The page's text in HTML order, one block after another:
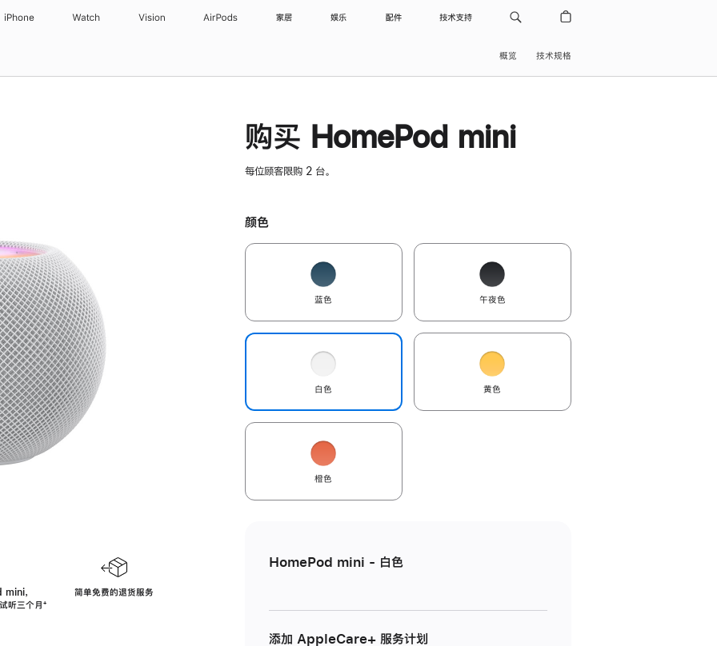
iPhone Watch Vision AirPods 家居 娱乐 配件 技术支持
概览 技术规格
，
听三个月脚
⁺
简单免费的退货服务
购买 HomePod mini
每位顾客限购 2 台。
颜色
蓝色 午夜色
白色 黄色
橙色
HomePod mini - 白色
添加 AppleCare+ 服务计划